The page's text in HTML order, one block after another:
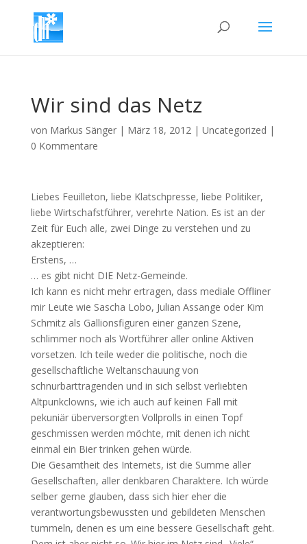
Wir sind das Netz
von Markus Sänger| März 18, 2012| Uncategorized |
0 Kommentare
Liebes Feuilleton, liebe Klatschpresse, liebe Politiker,
liebe Wirtschafstführer, verehrte Nation. Es ist an der
Zeit für Euch alle, zwei Dinge zu verstehen und zu
akzeptieren:
Erstens, …
… es gibt nicht DIE Netz-Gemeinde.
Ich kann es nicht mehr ertragen, dass mediale Offliner
mir Leute wie Sascha Lobo, Julian Assange oder Kim
Schmitz als Gallionsfiguren einer ganzen Szene,
schlimmer noch als Wortführer aller online Aktiven
vorsetzen. Ich teile weder die politische, noch die
gesellschaftliche Weltanschauung von
schnurbarttragenden und in sich selbst verliebten
Altpunkclowns, wie ich auch auf keinen Fall mit
pekuniär überversorgten Vollprolls in einen Topf
geschmissen werden möchte, mit denen ich nicht
einmal ein Bier trinken gehen würde.
Die Gesamtheit des Internets, ist die Summe aller
Gesellschaften, aller denkbaren Charaktere. Ich würde
selber gerne glauben, dass sich hier eher die
verantwortungsbewussten und gebildeten Menschen
tummeln, denen es um eine bessere Gesellschaft geht.